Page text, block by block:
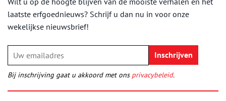
laatste erfgoednieuws? Schrijf u dan nu in voor onze
wekelijkse nieuwsbrief!
Bij inschrijving gaat u akkoord met ons privacybeleid.